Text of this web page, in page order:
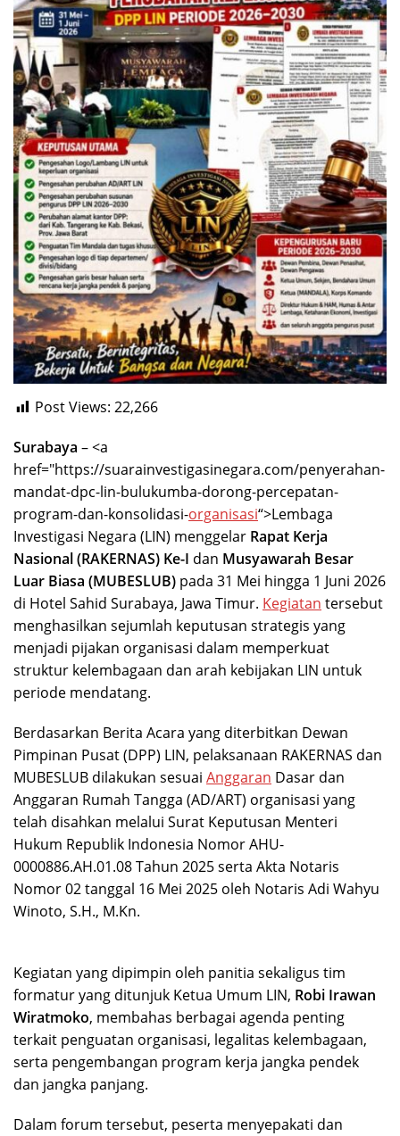
Post Views: 22,266
Surabaya – <a
href="https://suarainvestigasinegara.com/penyerahan-
mandat-dpc-lin-bulukumba-dorong-percepatan-
program-dan-konsolidasi-organisasi“>Lembaga
Investigasi Negara (LIN) menggelar Rapat Kerja
Nasional (RAKERNAS) Ke-I dan Musyawarah Besar
Luar Biasa (MUBESLUB) pada 31 Mei hingga 1 Juni 2026
di Hotel Sahid Surabaya, Jawa Timur. Kegiatan tersebut
menghasilkan sejumlah keputusan strategis yang
menjadi pijakan organisasi dalam memperkuat
struktur kelembagaan dan arah kebijakan LIN untuk
periode mendatang.
Berdasarkan Berita Acara yang diterbitkan Dewan
Pimpinan Pusat (DPP) LIN, pelaksanaan RAKERNAS dan
MUBESLUB dilakukan sesuai Anggaran Dasar dan
Anggaran Rumah Tangga (AD/ART) organisasi yang
telah disahkan melalui Surat Keputusan Menteri
Hukum Republik Indonesia Nomor AHU-
0000886.AH.01.08 Tahun 2025 serta Akta Notaris
Nomor 02 tanggal 16 Mei 2025 oleh Notaris Adi Wahyu
Winoto, S.H., M.Kn.
Kegiatan yang dipimpin oleh panitia sekaligus tim
formatur yang ditunjuk Ketua Umum LIN, Robi Irawan
Wiratmoko, membahas berbagai agenda penting
terkait penguatan organisasi, legalitas kelembagaan,
serta pengembangan program kerja jangka pendek
dan jangka panjang.
Dalam forum tersebut, peserta menyepakati dan